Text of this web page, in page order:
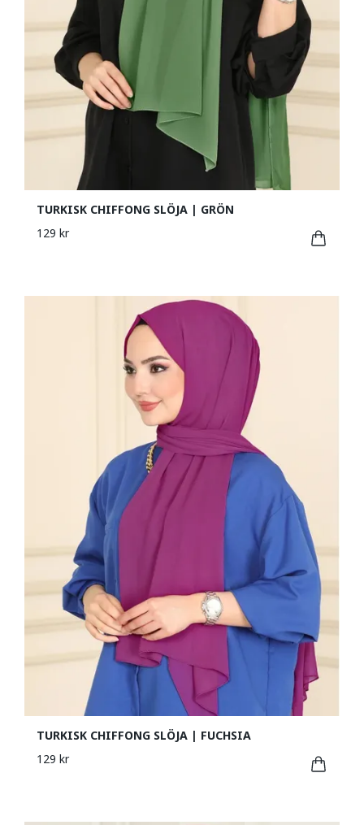
TURKISK CHIFFONG SLÖJA | GRÖN
129 kr
TURKISK CHIFFONG SLÖJA | FUCHSIA
129 kr